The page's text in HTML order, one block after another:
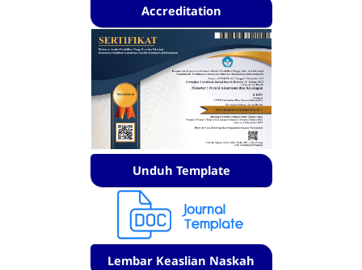
Accreditation
Unduh Template
Lembar Keaslian Naskah